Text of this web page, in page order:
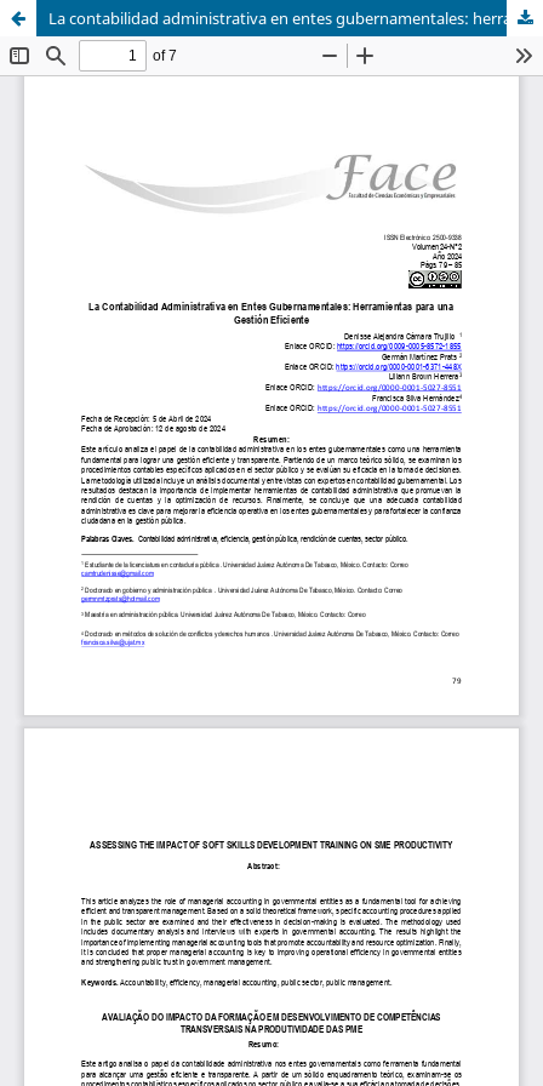
La contabilidad administrativa en entes gubernamentales: herramientas para una gestión eficiente